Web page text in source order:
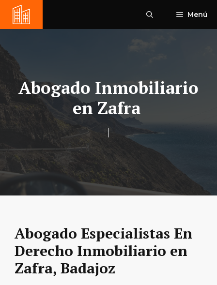
Saltar
contenido
Menú
Abogado Inmobiliario
en Zafra
Abogado Especialistas En
Derecho Inmobiliario en
Zafra, Badajoz